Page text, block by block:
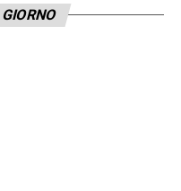
arriva il